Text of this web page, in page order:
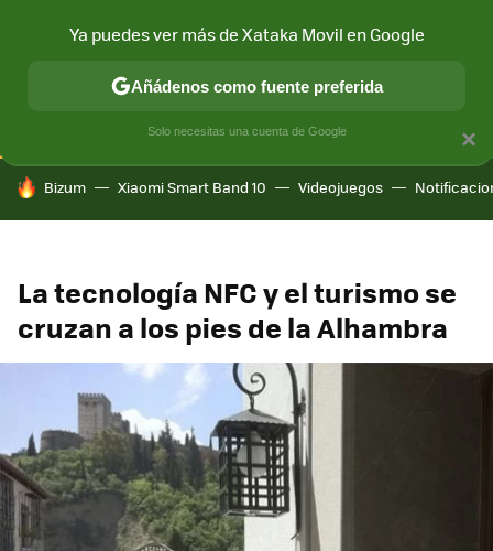
CONECTIVIDAD MÓVIL Y SOCIEDAD APLICACIONES
HOY SE HABLA DE
Bizum Xiaomi Smart Band 10 Videojuegos
La tecnología NFC y el turismo se
cruzan a los pies de la Alhambra
×
Ya puedes ver más de Xataka Movil en Google
Añádenos como fuente preferida
Solo necesitas una cuenta de Google